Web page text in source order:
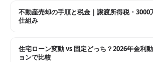
不動産売却の手順と税金｜譲渡所得税・3000
仕組み
住宅ローン変動 vs 固定どっち？2026年金利
ョンで比較